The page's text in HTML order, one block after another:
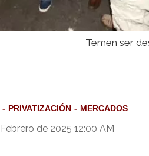
Temen ser
PRIVATIZACIÓN MERCADOS
de 2025 12:00 AM